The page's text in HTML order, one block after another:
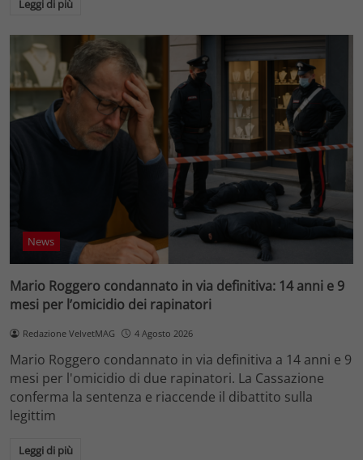
Leggi di più
News
Mario Roggero condannato in via definitiva: 14 anni e 9
mesi per l’omicidio dei rapinatori
Redazione VelvetMAG 4 Agosto 2026
Mario Roggero condannato in via definitiva a 14 anni e 9
mesi per l'omicidio di due rapinatori. La Cassazione
conferma la sentenza e riaccende il dibattito sulla
legittim
Leggi di più